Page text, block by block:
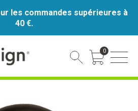
les commandes supérieures à
40 €.
0